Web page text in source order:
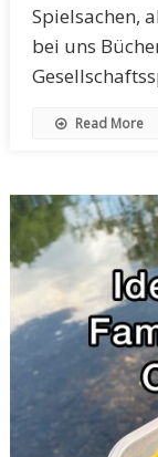
Spielsachen,
bei uns
Read More